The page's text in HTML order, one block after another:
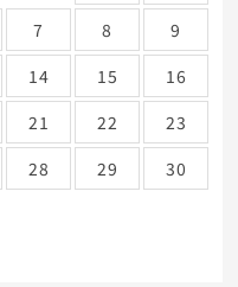
7 8
9
14 15
16
21 22
23
28 29
30